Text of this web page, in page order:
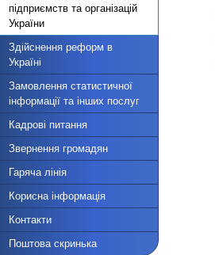
підприємств та організацій
України
Здійснення реформ в
Україні
Замовлення статистичної
інформації та інших послуг
Кадрові питання
Звернення громадян
Гаряча лінія
Корисна інформація
Контакти
Поштова скринька